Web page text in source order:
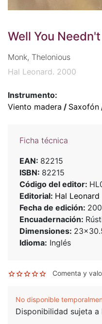
Well You Needn't
Monk, Thelonious
Hal Leonard. 2000
Instrumento:
Viento madera / Saxofón
Ficha técnica
EAN: 82215
ISBN: 82215
Código del editor:
Editorial: Hal Leonard
Fecha de edición:
Encuadernación:
Dimensiones:
Idioma: Inglés
Comenta y
No disponible
Disponibilidad sujeta